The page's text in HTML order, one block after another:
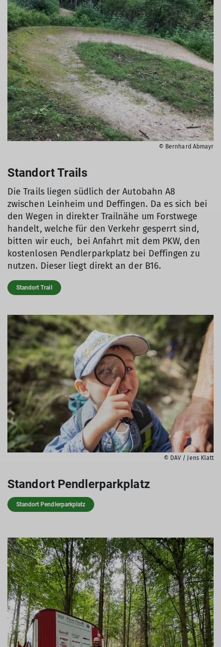
© Bernhard Abmayr
Standort Trails
Die Trails liegen südlich der Autobahn A8
zwischen Leinheim und Deffingen. Da es sich bei
den Wegen in direkter Trailnähe um Forstwege
handelt, welche für den Verkehr gesperrt sind,
bitten wir euch, bei Anfahrt mit dem PKW, den
kostenlosen Pendlerparkplatz bei Deffingen zu
nutzen. Dieser liegt direkt an der B16.
Standort Trail
© DAV / Jens Klatt
Standort Pendlerparkplatz
Standort Pendlerparkplatz